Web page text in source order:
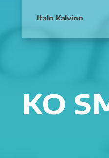
Italo Kalvino
KO